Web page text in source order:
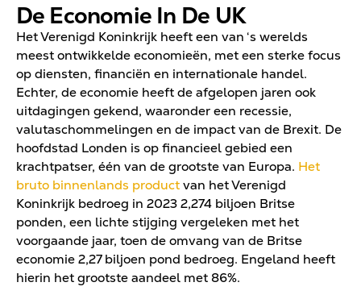
De Economie In De UK
Het Verenigd Koninkrijk heeft een van ‘s werelds
meest ontwikkelde economieën, met een sterke focus
op diensten, financiën en internationale handel.
Echter, de economie heeft de afgelopen jaren ook
uitdagingen gekend, waaronder een recessie,
valutaschommelingen en de impact van de Brexit. De
hoofdstad Londen is op financieel gebied een
krachtpatser, één van de grootste van Europa. Het
bruto binnenlands productvan het Verenigd
Koninkrijk bedroeg in 2023 2,274 biljoen Britse
ponden, een lichte stijging vergeleken met het
voorgaande jaar, toen de omvang van de Britse
economie 2,27 biljoen pond bedroeg. Engeland heeft
hierin het grootste aandeel met 86%.